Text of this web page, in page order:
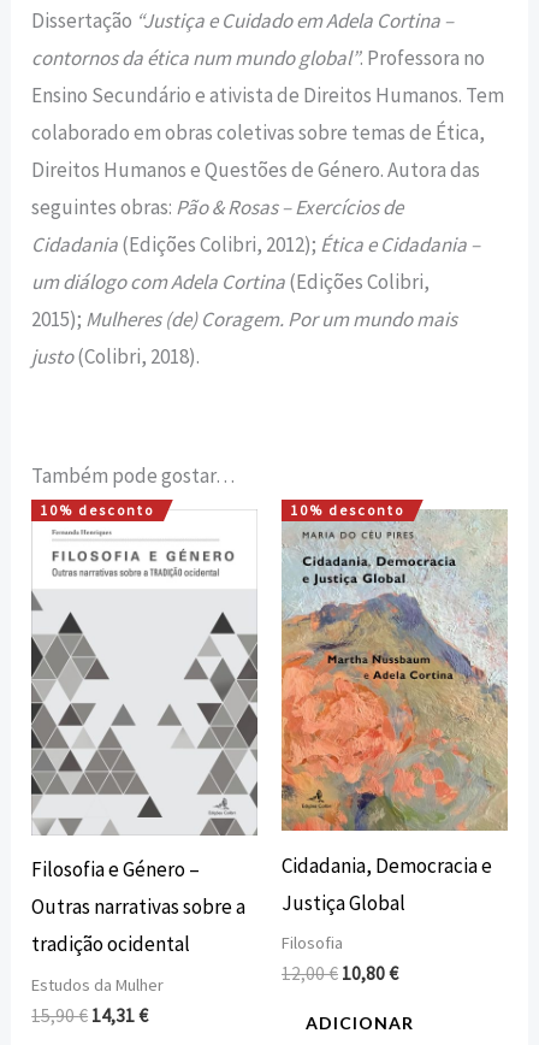
Dissertação “Justiça e Cuidado em Adela Cortina –
contornos da ética num mundo global”. Professora no
Ensino Secundário e ativista de Direitos Humanos. Tem
colaborado em obras coletivas sobre temas de Ética,
Direitos Humanos e Questões de Género. Autora das
seguintes obras: Pão & Rosas – Exercícios de
Cidadania(Edições Colibri, 2012); Ética e Cidadania –
um diálogo com Adela Cortina(Edições Colibri,
2015); Mulheres (de) Coragem. Por um mundo mais
justo(Colibri, 2018).
Também pode gostar…
10% desconto
Filosofia e Género –
Outras narrativas sobre a
tradição ocidental
Estudos da Mulher
15,90€
O
preço
original
era:
14,31€
O
preço
atual
é:
10% desconto
Cidadania, Democracia e
Justiça Global
Filosofia
12,00€
O
preço
original
era:
12,00 €.
10,80€
O
preço
atual
é:
10,80 €.
ADICIONAR